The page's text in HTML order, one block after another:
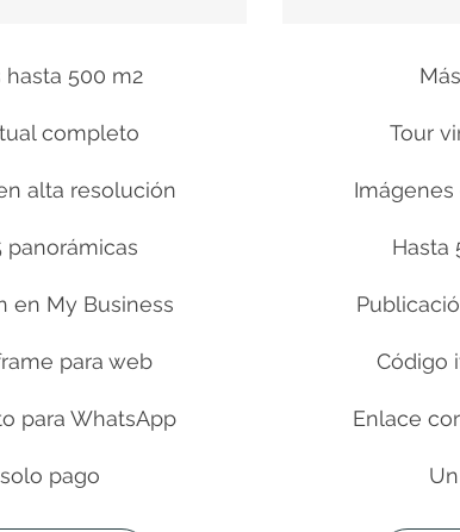
hasta 500 m2
completo
alta resolución
panorámicas
en My Business
para web
para WhatsApp
pago
Tour
Hasta
Código
Enlace